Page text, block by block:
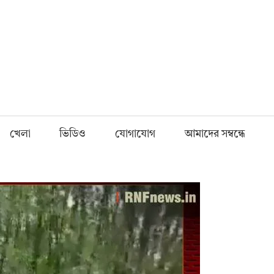
খেলা ভিডিও যোগাযোগ আমাদের সম্বন্ধে